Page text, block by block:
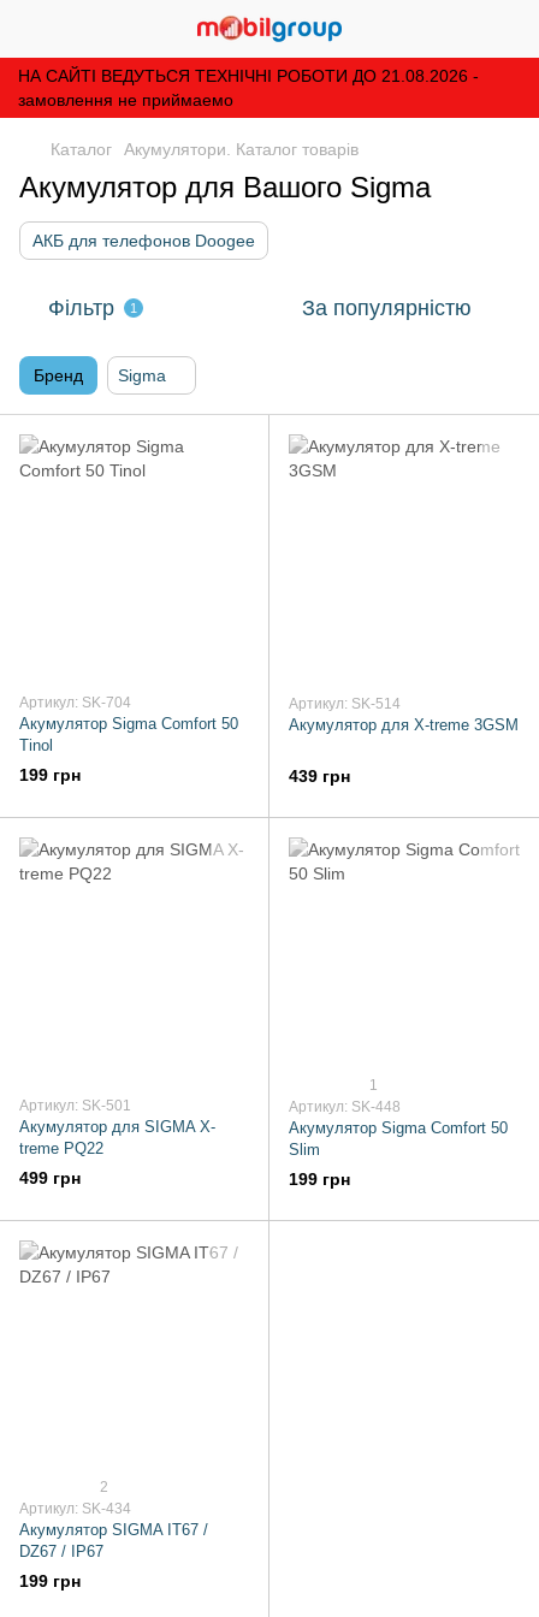
НА САЙТІ ВЕДУТЬСЯ ТЕХНІЧНІ РОБОТИ ДО 21.08.2026 -
замовлення не приймаемо
Каталог Акумулятори. Каталог товарів
Акумулятор для Вашого Sigma
АКБ для телефонов Doogee
Фільтр 1 За популярністю
Бренд Sigma
Артикул: SK-704
Акумулятор Sigma Comfort 50
Tinol
199 грн
Артикул: SK-514
Акумулятор для X-treme 3GSM
439 грн
Артикул: SK-501
Акумулятор для SIGMA X-
treme PQ22
499 грн
1
Артикул: SK-448
Акумулятор Sigma Comfort 50
Slim
199 грн
2
Артикул: SK-434
Акумулятор SIGMA IT67 /
DZ67 / IP67
199 грн